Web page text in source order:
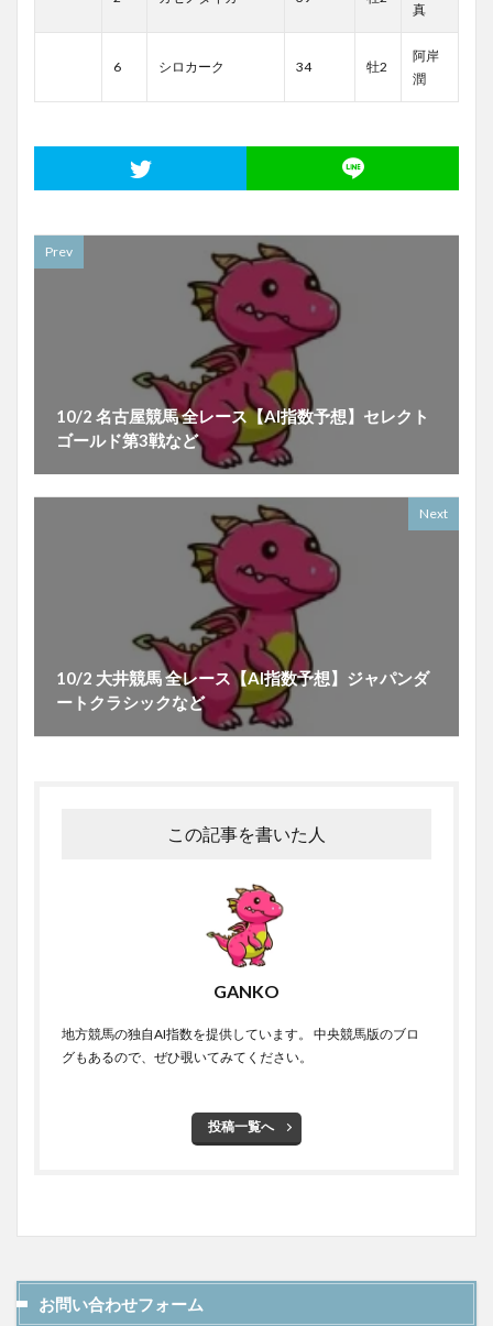
真
6 シロカーク 34 牡2
阿岸
潤
Prev
10/2 名古屋競馬 全レース【AI指数予想】セレクト
ゴールド第3戦など
Next
10/2 大井競馬 全レース【AI指数予想】ジャパンダ
ートクラシックなど
この記事を書いた人
GANKO
地方競馬の独自AI指数を提供しています。 中央競馬版のブロ
グもあるので、ぜひ覗いてみてください。
投稿一覧へ
お問い合わせフォーム